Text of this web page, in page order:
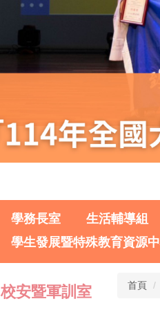
學務長室 生活輔導組
學生發展暨特殊教育資源
校安暨軍訓室 首頁